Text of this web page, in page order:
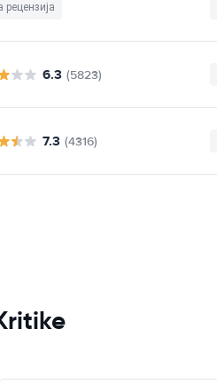
рецензија
6.3 (5823)
7.3 (4316)